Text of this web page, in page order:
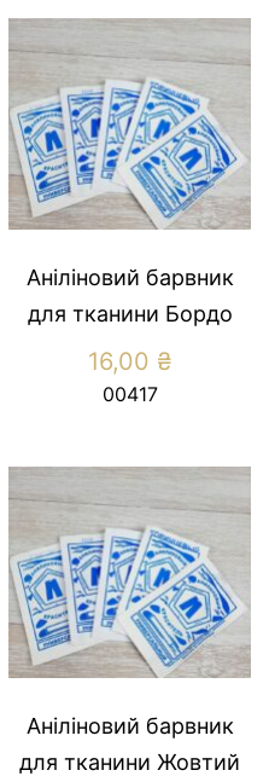
Аніліновий барвник
для тканини Бордо
16,00 ₴
00417
Аніліновий барвник
для тканини Жовтий